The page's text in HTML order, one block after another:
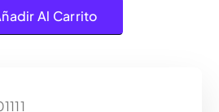
Al Carrito